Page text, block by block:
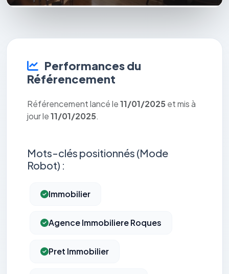
Performances du
Référencement
Référencement lancé le11/01/2025 et mis à
jour le11/01/2025.
Mots-clés positionnés (Mode
Robot) :
Immobilier
Agence Immobiliere Roques
Pret Immobilier